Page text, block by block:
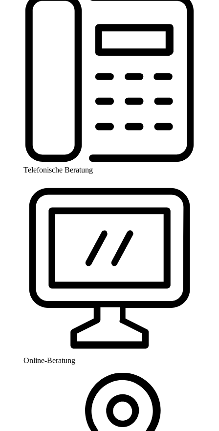
Telefonische Beratung
Online-Beratung